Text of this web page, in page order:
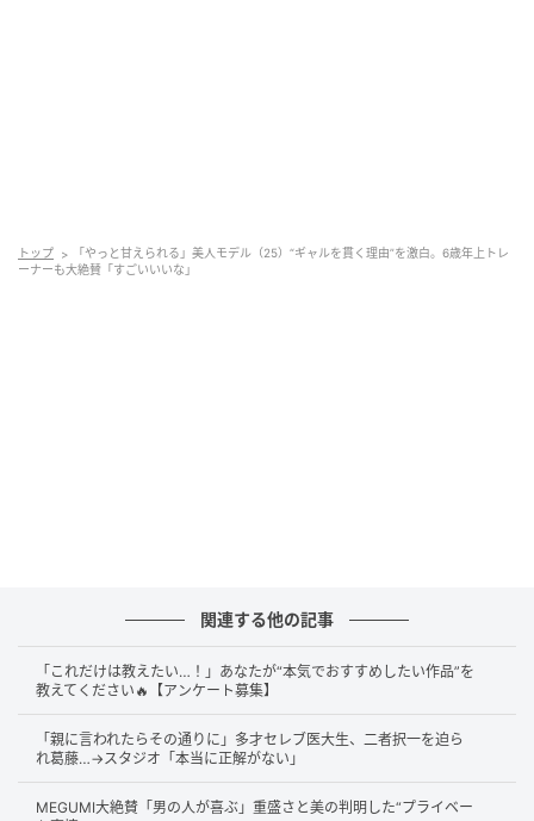
れちさんも思わずキュンとした様子にスタジオも盛り
一方、パーソナルトレーナー・ともさん（31歳）は
nutsモデル・わだありさん（25歳）を2ショットに誘
います。
わだありさんは「（付き合ったら）やっと甘えられる
ようになる」と語ります。これまで“かっこいい女であ
トップ
「やっと甘えられる」美人モデル（25）“ギャルを貫く理由”を激白。6歳年上トレ
ーナーも大絶賛「すごいいいな」
関連する他の記事
「これだけは教えたい…！」あなたが“本気でおすすめしたい作品”を
教えてください🔥【アンケート募集】
「親に言われたらその通りに」多才セレブ医大生、二者択一を迫ら
れ葛藤…→スタジオ「本当に正解がない」
MEGUMI大絶賛「男の人が喜ぶ」重盛さと美の判明した“プライベー